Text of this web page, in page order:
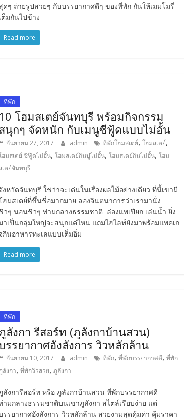
ดๆ ถ่ายรูปสวยๆ กับบรรยากาศดีๆ ของที่พัก กันให้เมมโมรี่
ต็มกันไปข้าง
Read more
ที่พัก
10 โฮมสเตย์จันทบุรี พร้อมกิจกรรม
นุกๆ จัดหนัก กับเมนูซีฟู้ดแบบไม่อั้น
กันยายน 27, 2017 admin ที่พักโฮมสเตย์,โฮมสเตย์,
ฮมสเตย์ ซีฟู๊ดไม่อั้น,โฮมสเตย์กินปูไม่อั้น,โฮมสเตย์กินไม่อั้น,โฮม
เตย์จันทบุรี
งหวัดจันทบุรี ใช่ว่าจะเด่นในเรื่องผลไม้อย่างเดียว ที่นี้เขามี
ฮมสเตย์ที่ขึ้นชื่อมากมาย ลองจินตนาการว่าเรามานั่ง
วๆ นอนชิวๆ ท่ามกลางธรรมชาติ ล่องแพเปียก เล่นน้ำ ยิ่ง
าเป็นกลุ่มใหญ่จะสนุกแค่ไหน แถมไฮไลท์ยังมาพร้อมแพคเก
กินอาหารทะเลแบบเต็มอิ่ม
Read more
ที่พัก
ลังกา รีสอร์ท (ภูลังกาบ้านสวน)
รรยากาศอังลังการ วิวหลักล้าน
กันยายน 10, 2017 admin ที่พัก,ที่พักบรรยากาศดี,ที่พัก
ลังกา,ที่พักวิวสวย,ภูลังกา
ลังการีสอร์ท หรือ ภูลังกาบ้านสวน ที่พักบรรยากาศดี
ามกลางธรรมชาติบนเขาภูลังกา สไตล์เรียบง่าย แต่
รรยากาศอังลังการ วิวหลักล้าน สวยงามสุดคุ้มค่า คุ้มราคา